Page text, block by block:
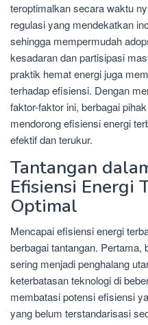
teroptimalkan secara waktu
regulasi yang mendekatkan
sehingga mempermudah
kesadaran dan partisipasi
praktik hemat energi juga
terhadap efisiensi. Dengan
faktor-faktor ini, berbagai
mendorong efisiensi energi
efektif dan terukur.
Tantangan
Efisiensi Energi
Optimal
Mencapai efisiensi energi
berbagai tantangan. Pertama,
sering menjadi penghalang
keterbatasan teknologi di
membatasi potensi efisiensi
yang belum terstandarisasi